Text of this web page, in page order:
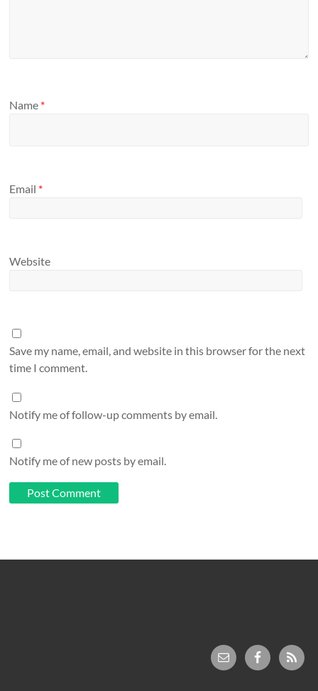
Name *
Email *
Website
Save my name, email, and website in this browser for the next
time I comment.
Notify me of follow-up comments by email.
Notify me of new posts by email.